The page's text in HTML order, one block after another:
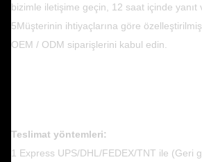
bizimle iletişime geçin, 12 saat içinde yanıt
5Müşterinin ihtiyaçlarına göre
OEM / ODM siparişlerini kabul edin.
Teslimat yöntemleri:
1 Express UPS/DHL/FEDEX/TNT ile (Geri